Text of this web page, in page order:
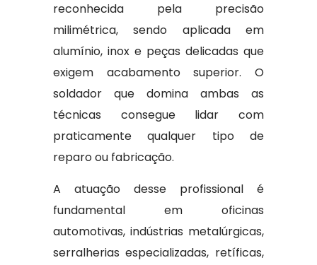
reconhecida pela precisão
milimétrica, sendo aplicada em
alumínio, inox e peças delicadas que
exigem acabamento superior. O
soldador que domina ambas as
técnicas consegue lidar com
praticamente qualquer tipo de
reparo ou fabricação.
A atuação desse profissional é
fundamental em oficinas
automotivas, indústrias metalúrgicas,
serralherias especializadas, retíficas,